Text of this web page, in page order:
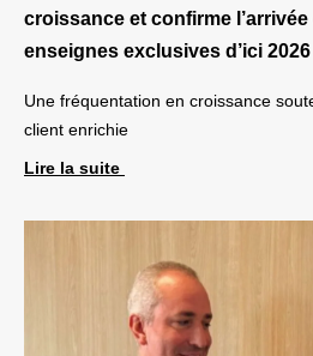
croissance et confirme
enseignes exclusives d’ici 2026
Une fréquentation en croissance
client enrichie
Lire la suite